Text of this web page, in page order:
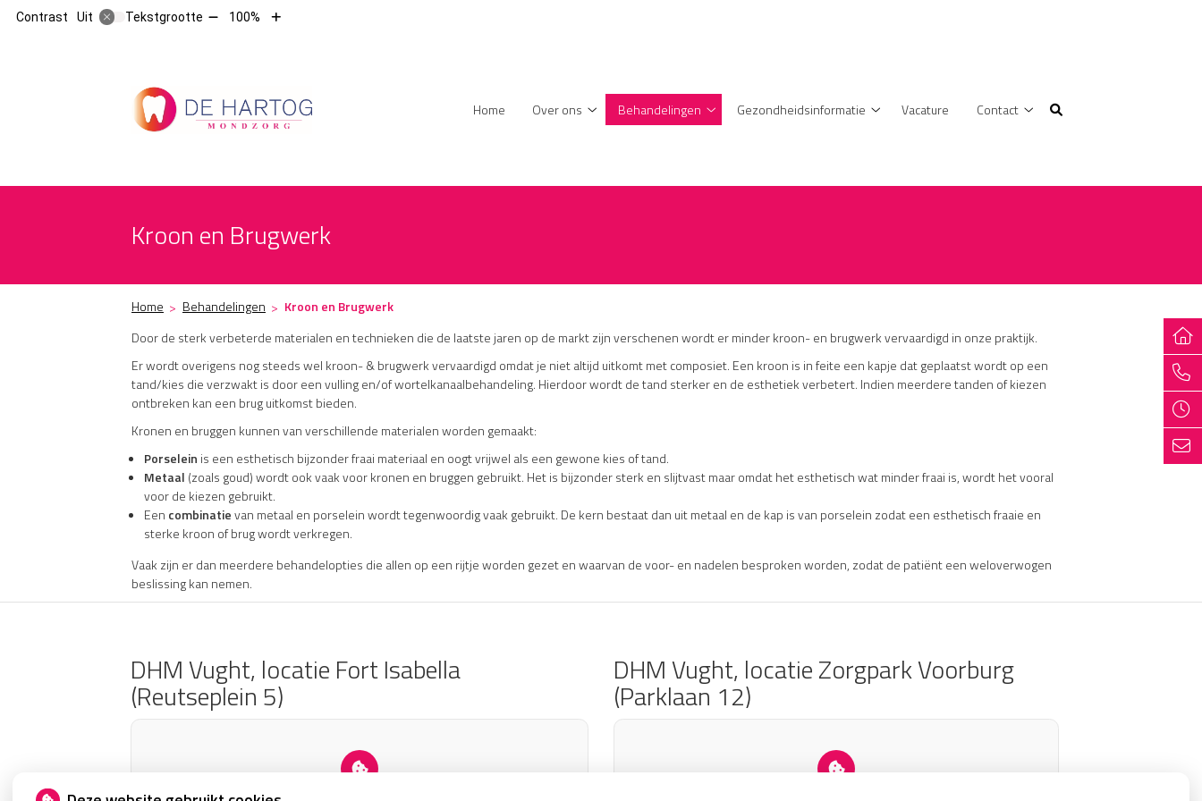
Contrast Uit Tekstgrootte Tekst100%
Tekst
Hoofdmenu Home
Over ons
Over
Behandelingen
Behandelingen
Gezondheidsinformatie
Vacature
Contact
Kroon en Brugwerk
Home Behandelingen
Kroon en Brugwerk
Door de sterk verbeterde materialen en technieken die de laatste jaren op de markt zijn verschenen wordt er minder kroon- en brugwerk vervaardigd in onze praktijk.
Er wordt overigens nog steeds wel kroon- & brugwerk vervaardigd omdat je niet altijd uitkomt met composiet. Een kroon is in feite een kapje dat geplaatst wordt op een
tand/kies die verzwakt is door een vulling en/of wortelkanaalbehandeling. Hierdoor wordt de tand sterker en de esthetiek verbetert. Indien meerdere tanden of kiezen
ontbreken kan een brug uitkomst bieden.
Kronen en bruggen kunnen van verschillende materialen worden gemaakt:
Porselein is een esthetisch bijzonder fraai materiaal en oogt vrijwel als een gewone kies of tand.
Metaal (zoals goud) wordt ook vaak voor kronen en bruggen gebruikt. Het is bijzonder sterk en slijtvast maar omdat het esthetisch wat minder fraai is, wordt het vooral
voor de kiezen gebruikt.
Een combinatievan metaal en porselein wordt tegenwoordig vaak gebruikt. De kern bestaat dan uit metaal en de kap is van porselein zodat een esthetisch fraaie en
sterke kroon of brug wordt verkregen.
Vaak zijn er dan meerdere behandelopties die allen op een rijtje worden gezet en waarvan de voor- en nadelen besproken worden, zodat de patiënt een weloverwogen
beslissing kan nemen.
DHM Vught, locatie Fort Isabella
(Reutseplein 5)
U heeft geen toestemming gegeven voor
DHM Vught, locatie Zorgpark Voorburg
(Parklaan 12)